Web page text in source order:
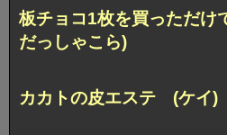
板チョコ1枚を買っただ
だっしゃこら)
カカトの皮エステ (ケイ)